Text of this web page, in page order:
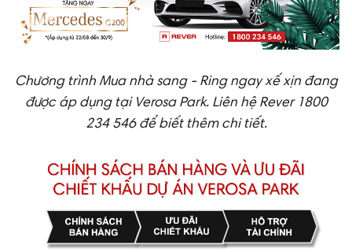
Chương trình Mua nhà sang - Ring ngay xế xịn đang
được áp dụng tại Verosa Park. Liên hệ Rever 1800
234 546 để biết thêm chi tiết.